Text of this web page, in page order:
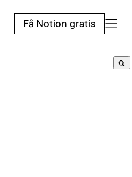
Få Notion gratis